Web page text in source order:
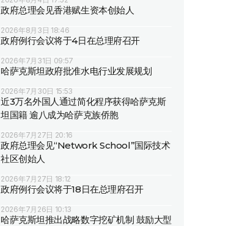
政府总理会见香港赋生资本创始人
2026年8月3日 18:46
政府例行会议将于4日在总理府召开
2026年7月31日 09:57
哈萨克斯坦政府批准水电行业发展规划
2026年7月30日 15:53
近3万名外国人通过简化程序获得哈萨克斯
坦国籍 逾八成为哈萨克族侨胞
2026年7月27日 20:16
政府总理会见“Network School”国际技术
社区创始人
2026年7月27日 18:12
政府例行会议将于18日在总理府召开
2026年7月26日 10:13
哈萨克斯坦推出战略数字挖矿机制 鼓励大型